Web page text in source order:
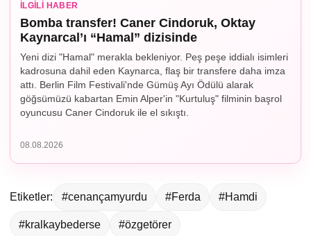
İLGILI HABER
Bomba transfer! Caner Cindoruk, Oktay
Kaynarcal’ı “Hamal” dizisinde
Yeni dizi "Hamal" merakla bekleniyor. Peş peşe iddialı isimleri
kadrosuna dahil eden Kaynarca, flaş bir transfere daha imza
attı. Berlin Film Festivali'nde Gümüş Ayı Ödülü alarak
göğsümüzü kabartan Emin Alper'in "Kurtuluş" filminin başrol
oyuncusu Caner Cindoruk ile el sıkıştı.
08.08.2026
Etiketler: #cenançamyurdu #Ferda #Hamdi
#kralkaybederse #özgetörer